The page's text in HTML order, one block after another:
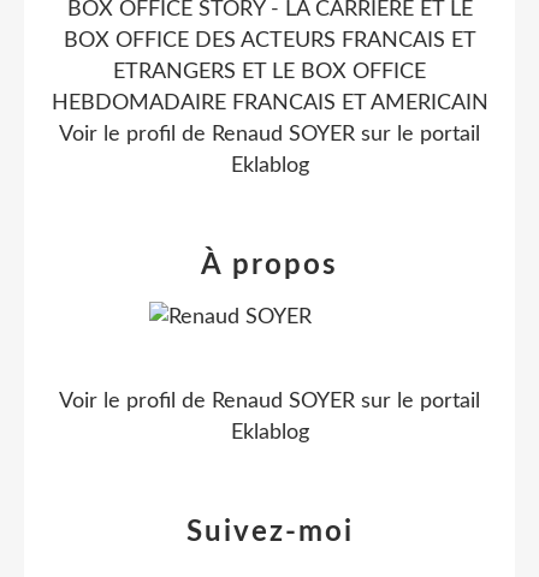
BOX OFFICE STORY - LA CARRIERE ET LE
BOX OFFICE DES ACTEURS FRANCAIS ET
ETRANGERS ET LE BOX OFFICE
HEBDOMADAIRE FRANCAIS ET AMERICAIN
Voir le profil de Renaud SOYER sur le portail
Eklablog
Suivez-moi
À propos
Voir le profil de Renaud SOYER sur le portail
Eklablog